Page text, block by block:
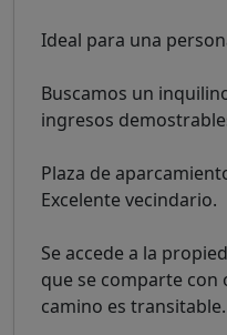
Ideal para una
Buscamos un
ingresos
Plaza de
Excelente vecindario.
Se accede a la
que se comparte con
camino es transitable.